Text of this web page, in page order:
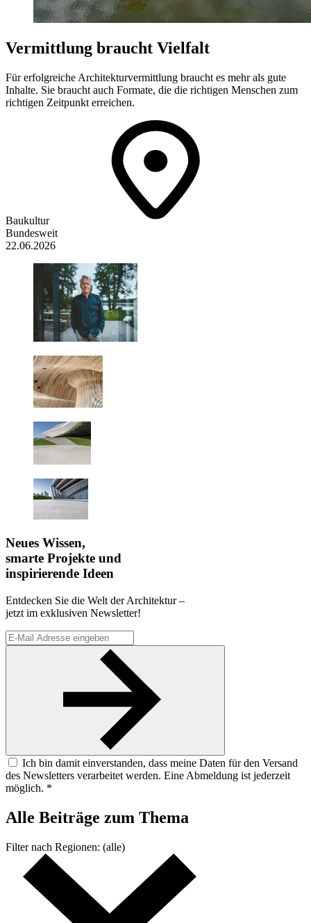
Vermittlung braucht Vielfalt
Für erfolgreiche Architekturvermittlung braucht es mehr als gute
Inhalte. Sie braucht auch Formate, die die richtigen Menschen zum
richtigen Zeitpunkt erreichen.
Baukultur
Bundesweit
22.06.2026
Neues Wissen,
smarte Projekte und
inspirierende Ideen
Entdecken Sie die Welt der Architektur –
jetzt im exklusiven Newsletter!
Ich bin damit einverstanden, dass meine Daten für den Versand
des Newsletters verarbeitet werden. Eine Abmeldung ist jederzeit
möglich. *
Alle Beiträge zum Thema
Filter nach Regionen: (alle)